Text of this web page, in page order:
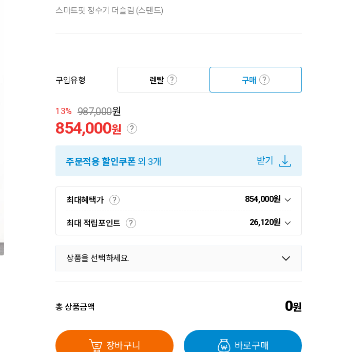
스마트핏 정수기 더슬림 (스탠드)
구입유형 렌탈 ? 구매 ?
13% 987,000원
854,000원 ?
주문적용 할인쿠폰 외 3개 받기
최대혜택가 ? 854,000원
최대 적립포인트 ? 26,120원
상품을 선택하세요.
총 상품금액 0원
장바구니 바로구매